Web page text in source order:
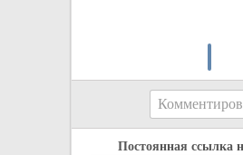
Постоянная ссылка